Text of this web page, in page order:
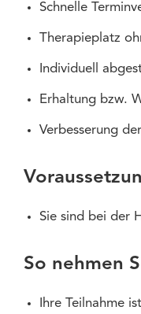
Schnelle
Therapieplatz
Individuell
Erhaltung bzw.
Verbesserung
Sie sind bei der
So nehmen
Ihre Teilnahme